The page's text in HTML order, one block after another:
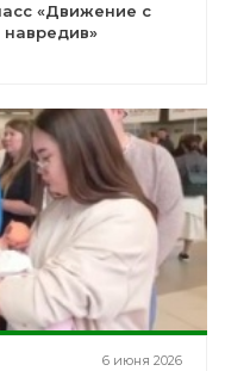
«Движение с
навредив»
6 июня 2026